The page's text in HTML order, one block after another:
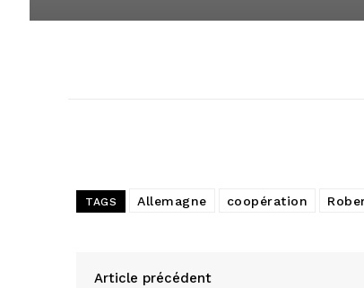
TAGS Allemagne coopération
Article précédent